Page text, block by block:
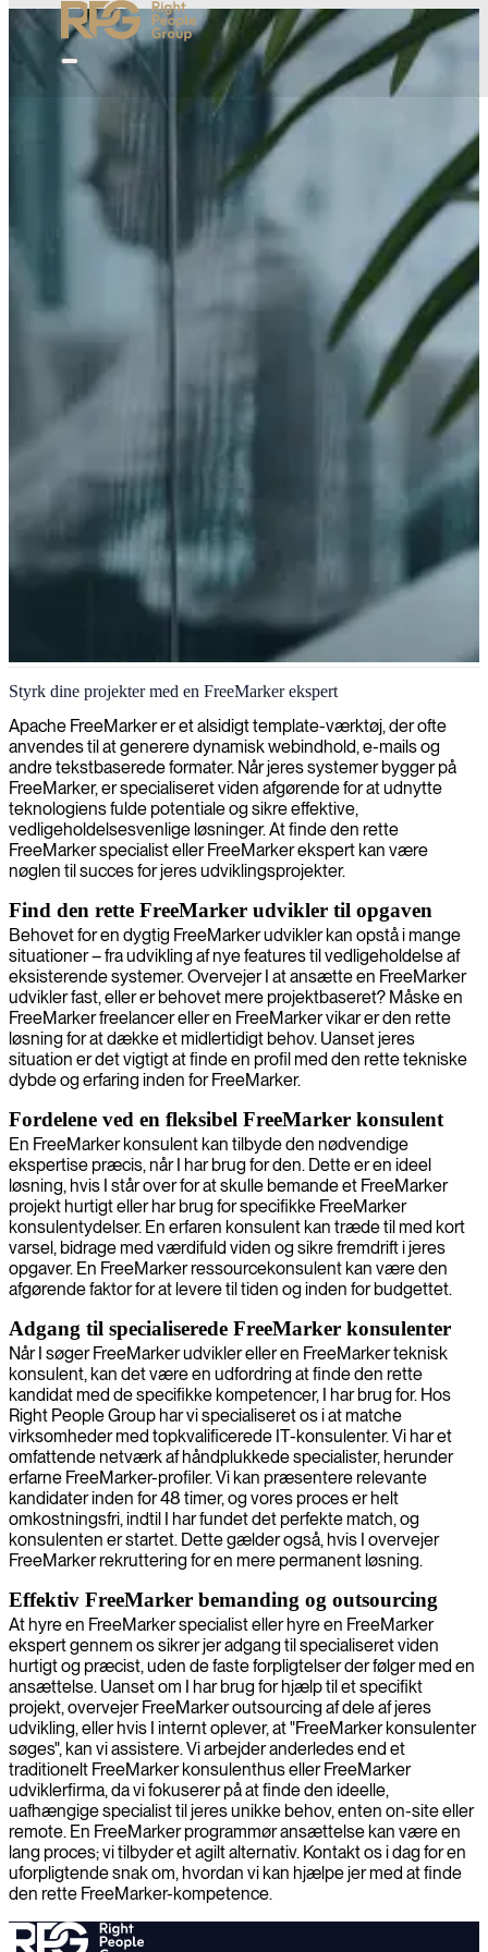
FreeMarker-udvikler
Styrk dine projekter med en FreeMarker ekspert
Apache FreeMarker er et alsidigt template-værktøj, der ofte
anvendes til at generere dynamisk webindhold, e-mails og
andre tekstbaserede formater. Når jeres systemer bygger på
FreeMarker, er specialiseret viden afgørende for at udnytte
teknologiens fulde potentiale og sikre effektive,
vedligeholdelsesvenlige løsninger. At finde den rette
FreeMarker specialist eller FreeMarker ekspert kan være
nøglen til succes for jeres udviklingsprojekter.
Find den rette FreeMarker udvikler til opgaven
Behovet for en dygtig FreeMarker udvikler kan opstå i mange
situationer – fra udvikling af nye features til vedligeholdelse af
eksisterende systemer. Overvejer I at ansætte en FreeMarker
udvikler fast, eller er behovet mere projektbaseret? Måske en
FreeMarker freelancer eller en FreeMarker vikar er den rette
løsning for at dække et midlertidigt behov. Uanset jeres
situation er det vigtigt at finde en profil med den rette tekniske
dybde og erfaring inden for FreeMarker.
Fordelene ved en fleksibel FreeMarker konsulent
En FreeMarker konsulent kan tilbyde den nødvendige
ekspertise præcis, når I har brug for den. Dette er en ideel
løsning, hvis I står over for at skulle bemande et FreeMarker
projekt hurtigt eller har brug for specifikke FreeMarker
konsulentydelser. En erfaren konsulent kan træde til med kort
varsel, bidrage med værdifuld viden og sikre fremdrift i jeres
opgaver. En FreeMarker ressourcekonsulent kan være den
afgørende faktor for at levere til tiden og inden for budgettet.
Adgang til specialiserede FreeMarker konsulenter
Når I søger FreeMarker udvikler eller en FreeMarker teknisk
konsulent, kan det være en udfordring at finde den rette
kandidat med de specifikke kompetencer, I har brug for. Hos
Right People Group har vi specialiseret os i at matche
virksomheder med topkvalificerede IT-konsulenter. Vi har et
omfattende netværk af håndplukkede specialister, herunder
erfarne FreeMarker-profiler. Vi kan præsentere relevante
kandidater inden for 48 timer, og vores proces er helt
omkostningsfri, indtil I har fundet det perfekte match, og
konsulenten er startet. Dette gælder også, hvis I overvejer
FreeMarker rekruttering for en mere permanent løsning.
Effektiv FreeMarker bemanding og outsourcing
At hyre en FreeMarker specialist eller hyre en FreeMarker
ekspert gennem os sikrer jer adgang til specialiseret viden
hurtigt og præcist, uden de faste forpligtelser der følger med en
ansættelse. Uanset om I har brug for hjælp til et specifikt
projekt, overvejer FreeMarker outsourcing af dele af jeres
udvikling, eller hvis I internt oplever, at "FreeMarker konsulenter
søges", kan vi assistere. Vi arbejder anderledes end et
traditionelt FreeMarker konsulenthus eller FreeMarker
udviklerfirma, da vi fokuserer på at finde den ideelle,
uafhængige specialist til jeres unikke behov, enten on-site eller
remote. En FreeMarker programmør ansættelse kan være en
lang proces; vi tilbyder et agilt alternativ. Kontakt os i dag for en
uforpligtende snak om, hvordan vi kan hjælpe jer med at finde
den rette FreeMarker-kompetence.